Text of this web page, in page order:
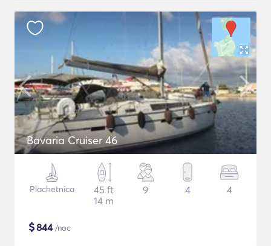
Bavaria Cruiser 46
Plachetnica
45 ft
14 m
9 4 4
$844/noc